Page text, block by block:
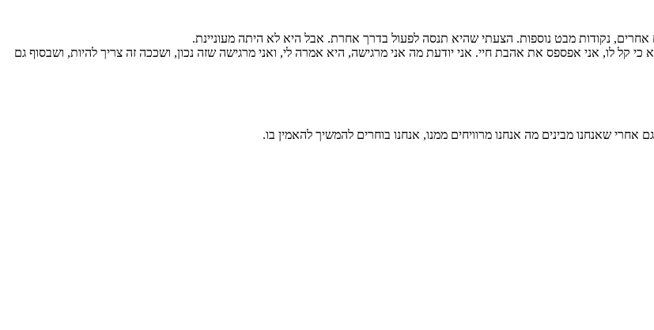
נקודות מבט נוספות. הצעתי שהיא תנסה לפעול בדרך אחרת. אבל היא לא היתה מעוניינת.
לו, אני אפספס את אהבת חיי. אני יודעת מה אני מרגישה, היא אמרה לי, ואני מרגישה שזה נכון, ושככה זה צריך להיות, ושבסוף גם
שאנחנו מבינים מה אנחנו מרוויחים ממנו, אנחנו בוחרים להמשיך להאמין בו.